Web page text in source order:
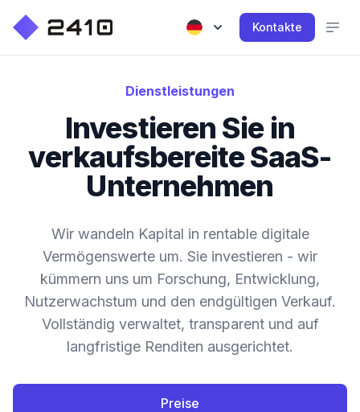
Kontakte
Dienstleistungen
Investieren Sie in
verkaufsbereite SaaS-
Unternehmen
Wir wandeln Kapital in rentable digitale
Vermögenswerte um. Sie investieren - wir
kümmern uns um Forschung, Entwicklung,
Nutzerwachstum und den endgültigen Verkauf.
Vollständig verwaltet, transparent und auf
langfristige Renditen ausgerichtet.
Preise